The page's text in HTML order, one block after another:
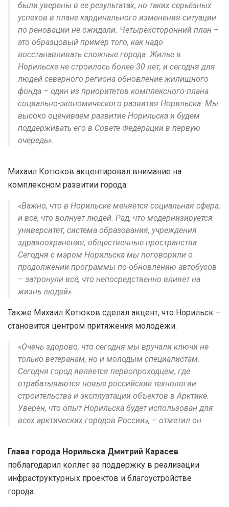
были уверены в ее результатах, но таких серьёзных
успехов в плане кардинального изменения ситуации
по реновации не ожидали. Четырёхсторонний план –
это образцовый пример того, как надо
восстанавливать сложные города. Жилье в
Норильске не строилось более 30 лет, и сегодня для
людей северного региона обновление жилищного
фонда – один из приоритетов комплексного плана
социально-экономического развития Норильска. Мы
высоко оцениваем развитие Норильска и будем
поддерживать его в Совете Федерации в первую
очередь».
Михаил Котюков акцентировал внимание на
комплексном развитии города:
«Важно, что в Норильске меняется социальная сфера,
и всё, что волнует людей. Рад, что модернизируется
университет, система образования, учреждения
здравоохранения, общественные пространства.
Сегодня с мэром Норильска мы поговорили о
продолжении программы по обновлению автобусов
– затронули всё, что непосредственно влияет на
жизнь людей».
Также Михаил Котюков сделал акцент, что Норильск –
становится центром притяжения молодежи.
«Очень здорово, что сегодня мы вручали ключи не
только ветеранам, но и молодым специалистам.
Сегодня город является первопроходцем, где
отрабатываются новые российские технологии
строительства и эксплуатации объектов в Арктике.
Уверен, что опыт Норильска будет использован для
всех арктических городов России», – отметил он.
Глава города Норильска Дмитрий Карасев
поблагодарил коллег за поддержку в реализации
инфраструктурных проектов и благоустройстве
города.